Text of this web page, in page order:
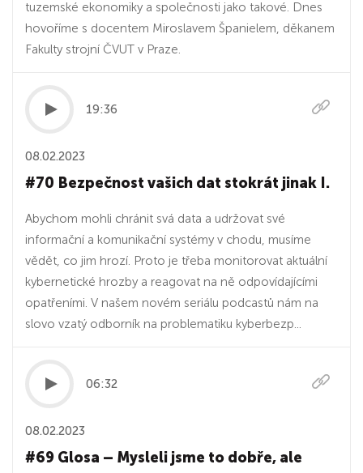
tuzemské ekonomiky a společnosti jako takové. Dnes
hovoříme s docentem Miroslavem Španielem, děkanem
Fakulty strojní ČVUT v Praze.
19:36
08.02.2023
#70 Bezpečnost vašich dat stokrát jinak I.
Abychom mohli chránit svá data a udržovat své
informační a komunikační systémy v chodu, musíme
vědět, co jim hrozí. Proto je třeba monitorovat aktuální
kybernetické hrozby a reagovat na ně odpovídajícími
opatřeními. V našem novém seriálu podcastů nám na
slovo vzatý odborník na problematiku kyberbezp...
06:32
08.02.2023
#69 Glosa – Mysleli jsme to dobře, ale